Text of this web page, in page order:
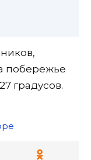
побережье
градусов.